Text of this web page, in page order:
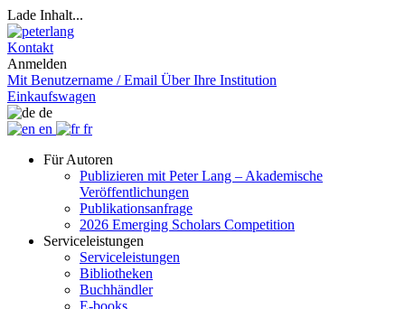
Lade Inhalt...
Kontakt
Anmelden
Mit Benutzername / Email Über Ihre Institution
Einkaufswagen
de
en
fr
Für Autoren
Publizieren mit Peter Lang – Akademische
Veröffentlichungen
Publikationsanfrage
2026 Emerging Scholars Competition
Serviceleistungen
Serviceleistungen
Bibliotheken
Buchhändler
E-books